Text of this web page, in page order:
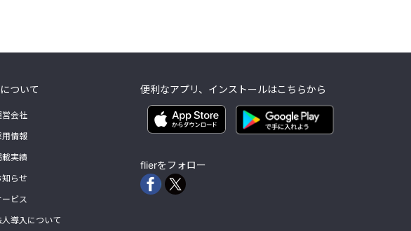
ついて
営会社
用情報
載実績
知らせ
ービス
人導入について
便利なアプリ、インストールはこちらから
flierをフォロー